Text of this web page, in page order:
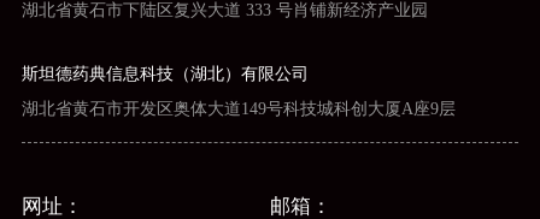
湖北省黄石市下陆区复兴大道 333 号肖铺新经济产业园
斯坦德药典信息科技（湖北）有限公司
湖北省黄石市开发区奥体大道149号科技城科创大厦A座9层
网址： 邮箱：